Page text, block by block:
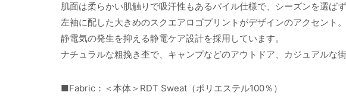
肌面は柔らかい肌触りで吸汗性もあるパイル仕様で、シーズンを選ば
左袖に配した大きめのスクエアロゴプリントがデザインのアクセント。
静電気の発生を抑える静電ケア設計を採用しています。
ナチュラルな粗挽き杢で、キャンプなどのアウトドア、カジュアルな
■Fabric：＜本体＞RDT Sweat（ポリエステル100％）